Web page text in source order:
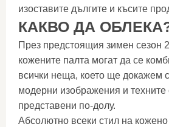
изоставите дългите и късите
КАКВО ДА
През предстоящия зимен сезон
кожените палта могат да се
всички неща, което ще докажем
модерни изображения и техните
представени по-долу.
Абсолютно всеки стил на кожено